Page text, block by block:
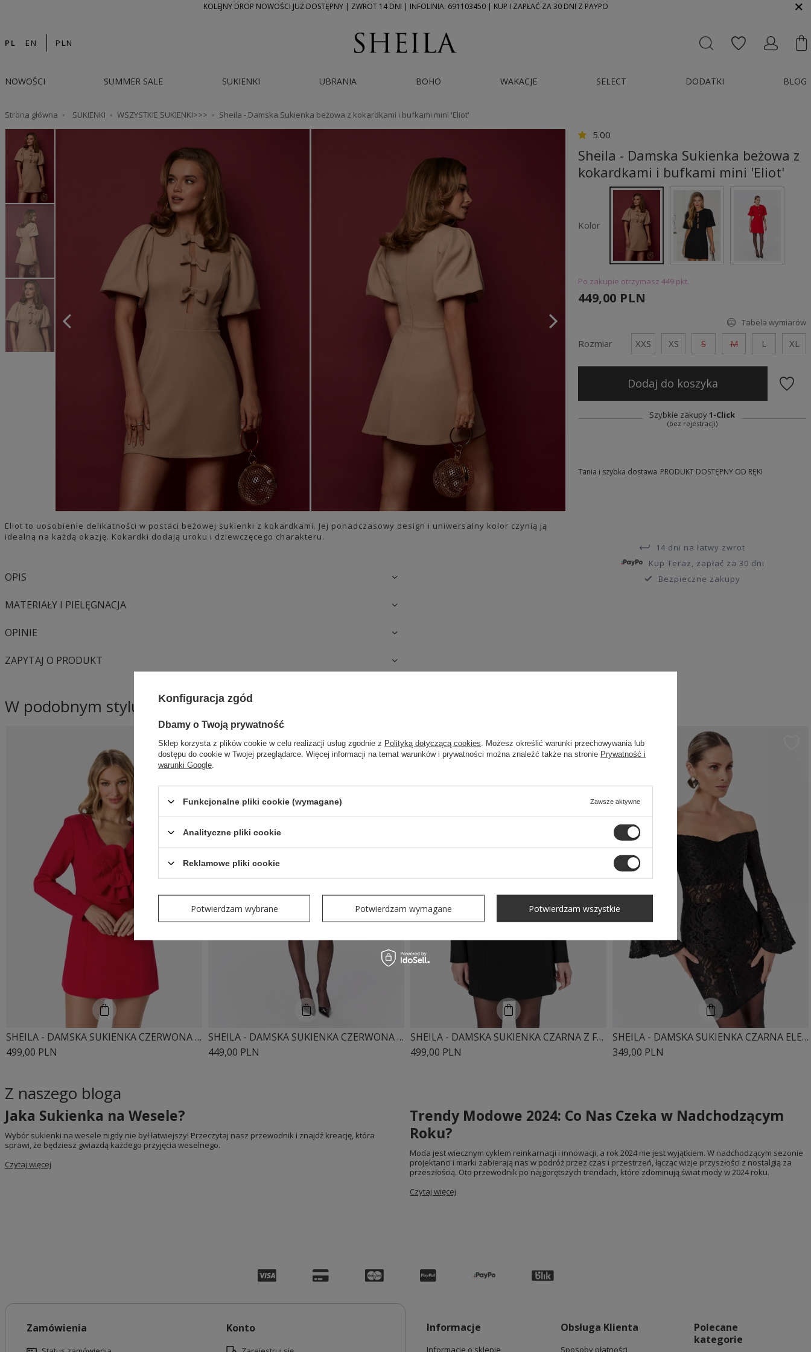
KOLEJNY DROP NOWOŚCI JUŻ DOSTĘPNY | ZWROT 14 DNI | INFOLINIA: 691103450 | KUP I ZAPŁAĆ ZA 30 DNI Z PAYPO
PL EN PLN
NOWOŚCI SUMMER SALE SUKIENKI UBRANIA BOHO WAKACJE SELECT DODATKI BLOG
Strona główna SUKIENKI WSZYSTKIE SUKIENKI>>> Sheila - Damska Sukienka beżowa z kokardkami i bufkami mini 'Eliot'
5.00
Sheila - Damska Sukienka beżowa z
kokardkami i bufkami mini 'Eliot'
Kolor
Po zakupie otrzymasz 449 pkt.
449,00 PLN
Tabela wymiarów
Rozmiar XXS XS S M L XL
Dodaj do koszyka
Szybkie zakupy1-Click
(bez rejestracji)
Tania i szybka dostawa PRODUKT DOSTĘPNY OD RĘKI
14 dni na łatwy zwrot
Kup Teraz, zapłać za 30 dni
Bezpieczne zakupy
Eliot to uosobienie delikatności w postaci beżowej sukienki z kokardkami. Jej ponadczasowy design i uniwersalny kolor czynią ją
idealną na każdą okazję. Kokardki dodają uroku i dziewczęcego charakteru.
OPIS
MATERIAŁY I PIELĘGNACJA
OPINIE
ZAPYTAJ O PRODUKT
W podobnym stylu
SHEILA - DAMSKA SUKIENKA CZERWONA Z FALBANAMI MINI 'CAROLLE'
499,00 PLN
SHEILA - DAMSKA SUKIENKA CZERWONA Z KOKARDKAMI I BUFKAMI MINI 'VANESSA RED'
449,00 PLN
SHEILA - DAMSKA SUKIENKA CZARNA Z FALBANĄ MINI 'CYNTIA'
499,00 PLN
SHEILA - DAMSKA SUKIENKA CZARNA ELEGANCKA DOPASOWANA 'DIUNE'
349,00 PLN
Z naszego bloga
Jaka Sukienka na Wesele?
Wybór sukienki na wesele nigdy nie był łatwiejszy! Przeczytaj nasz przewodnik i znajdź kreację, która
sprawi, że będziesz gwiazdą każdego przyjęcia weselnego.
Czytaj więcej
Trendy Modowe 2024: Co Nas Czeka w Nadchodzącym
Roku?
Moda jest wiecznym cyklem reinkarnacji i innowacji, a rok 2024 nie jest wyjątkiem. W nadchodzącym sezonie
projektanci i marki zabierają nas w podróż przez czas i przestrzeń, łącząc wizje przyszłości z nostalgią za
przeszłością. Oto przewodnik po najgorętszych trendach, które zdominują świat mody w 2024 roku.
Czytaj więcej
Zamówienia Konto Informacje
Informacje o sklepie
Obsługa Klienta
Sposoby płatności
Polecane
kategorie
Konfiguracja zgód
Dbamy o Twoją prywatność
Sklep korzysta z plików cookie w celu realizacji usług zgodnie z Polityką dotyczącą cookies . Możesz określić warunki przechowywania lub
dostępu do cookie w Twojej przeglądarce. Więcej informacji na temat warunków i prywatności można znaleźć także na stronie Prywatność i
warunki Google
Funkcjonalne pliki cookie (wymagane) Zawsze aktywne
Analityczne pliki cookie
Reklamowe pliki cookie
Potwierdzam wybrane Potwierdzam wymagane Potwierdzam wszystkie